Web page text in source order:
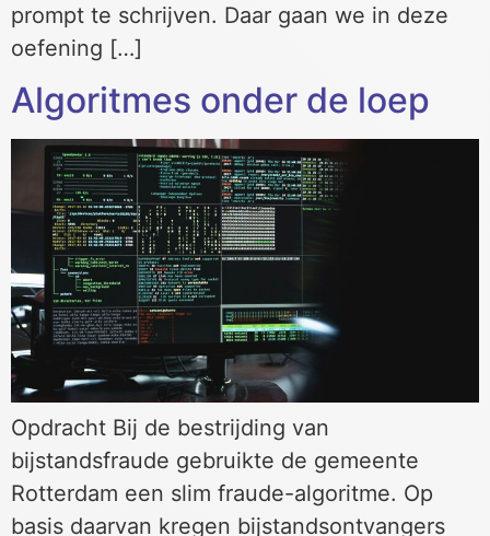
prompt te schrijven. Daar gaan we in deze
oefening […]
Algoritmes onder de loep
Opdracht Bij de bestrijding van
bijstandsfraude gebruikte de gemeente
Rotterdam een slim fraude-algoritme. Op
basis daarvan kregen bijstandsontvangers